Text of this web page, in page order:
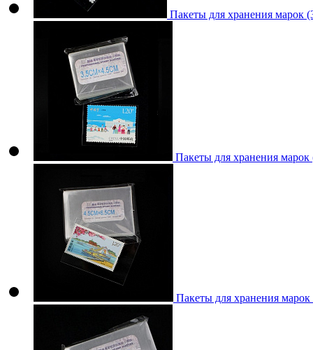
Пакеты для хранения марок
Пакеты для хранения
Пакеты для хранения